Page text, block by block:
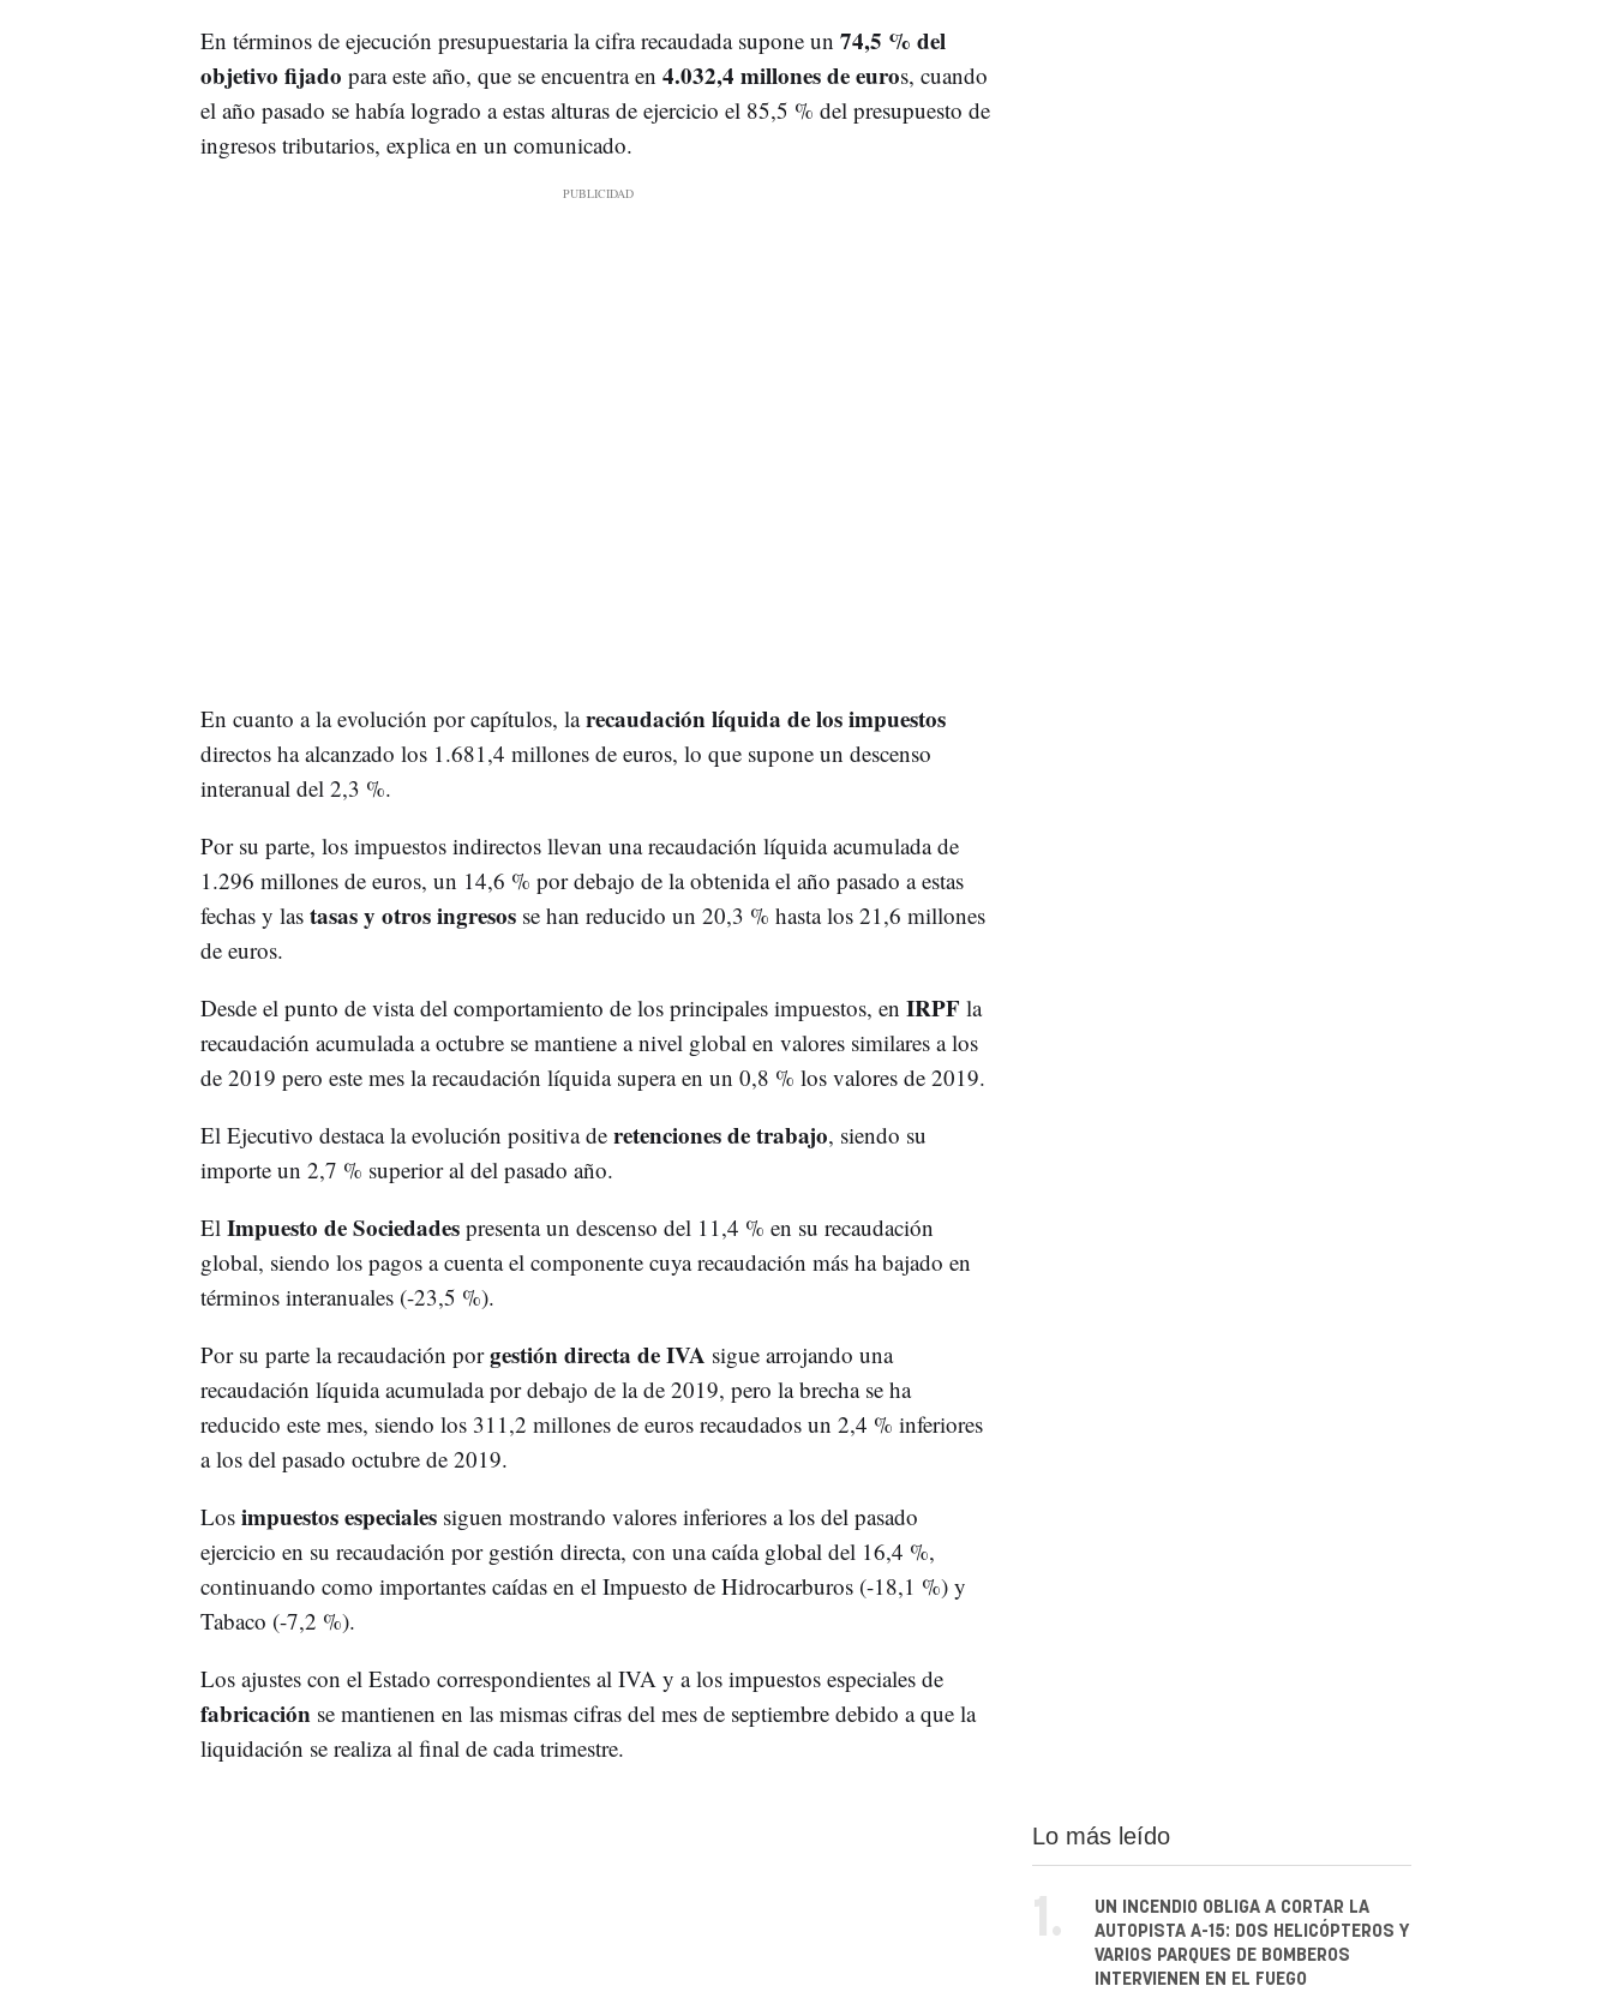
En términos de ejecución presupuestaria la cifra recaudada supone un 74,5 % del
objetivo fijado para este año, que se encuentra en 4.032,4 millones de euros, cuando
el año pasado se había logrado a estas alturas de ejercicio el 85,5 % del presupuesto de
ingresos tributarios, explica en un comunicado.
En cuanto a la evolución por capítulos, larecaudación líquida de los impuestos
directos ha alcanzado los 1.681,4 millones de euros, lo que supone un descenso
interanual del 2,3 %.
Por su parte, los impuestos indirectos llevan una recaudación líquida acumulada de
1.296 millones de euros, un 14,6 % por debajo de la obtenida el año pasado a estas
fechas y lastasas y otros ingresosse han reducido un 20,3 % hasta los 21,6 millones
de euros.
Desde el punto de vista del comportamiento de los principales impuestos, en IRPF la
recaudación acumulada a octubre se mantiene a nivel global en valores similares a los
de 2019 pero este mes la recaudación líquida supera en un 0,8 % los valores de 2019.
El Ejecutivo destaca la evolución positiva de retenciones de trabajo, siendo su
importe un 2,7 % superior al del pasado año.
El Impuesto de Sociedadespresenta un descenso del 11,4 % en su recaudación
global, siendo los pagos a cuenta el componente cuya recaudación más ha bajado en
términos interanuales (-23,5 %).
Por su parte la recaudación porgestión directa de IVA sigue arrojando una
recaudación líquida acumulada por debajo de la de 2019, pero la brecha se ha
reducido este mes, siendo los 311,2 millones de euros recaudados un 2,4 % inferiores
a los del pasado octubre de 2019.
Los impuestos especiales siguen mostrando valores inferiores a los del pasado
ejercicio en su recaudación por gestión directa, con una caída global del 16,4 %,
continuando como importantes caídas en el Impuesto de Hidrocarburos (-18,1 %) y
Tabaco (-7,2 %).
Los ajustes con el Estado correspondientes al IVA y a los impuestos especiales de
fabricación se mantienen en las mismas cifras del mes de septiembre debido a que la
liquidación se realiza al final de cada trimestre.
Lo más leído
1.
UN INCENDIO OBLIGA A CORTAR LA
AUTOPISTA A-15: DOS HELICÓPTEROS Y
VARIOS PARQUES DE BOMBEROS
INTERVIENEN EN EL FUEGO